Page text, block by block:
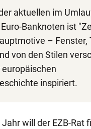
aktuellen im
Banknoten ist
– Fenster,
von den Stilen
europäischen
inspiriert.
will der EZB-Rat